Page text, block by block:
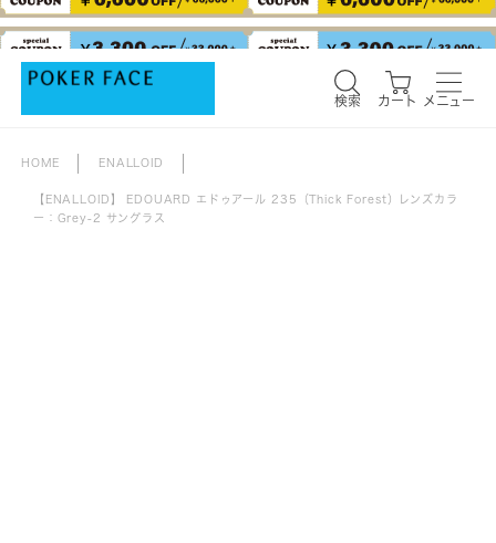
検索 カート メニュー
検索 カート メニュー
HOME ENALLOID
【ENALLOID】 EDOUARD エドゥアール 235（Thick Forest）レンズカラ
ー：Grey-2 サングラス